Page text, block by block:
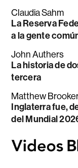
Claudia Sahm
La Reserva
a la gente
John Authers
La historia de
tercera
Matthew
Inglaterra fue,
del Mundial